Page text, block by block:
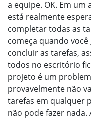
a equipe. OK. Em
está realmente
completar todas as
começa quando
concluir as tarefas,
todos no escritório
projeto é um
provavelmente não
tarefas em qualquer
não pode fazer nada.